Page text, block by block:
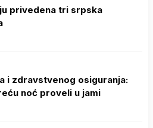
privedena tri srpska
i zdravstvenog osiguranja:
noć proveli u jami